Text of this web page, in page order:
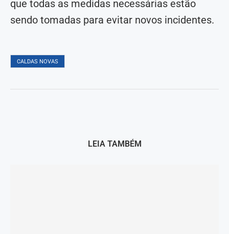
que todas as medidas necessárias estão
sendo tomadas para evitar novos incidentes.
CALDAS NOVAS
LEIA TAMBÉM